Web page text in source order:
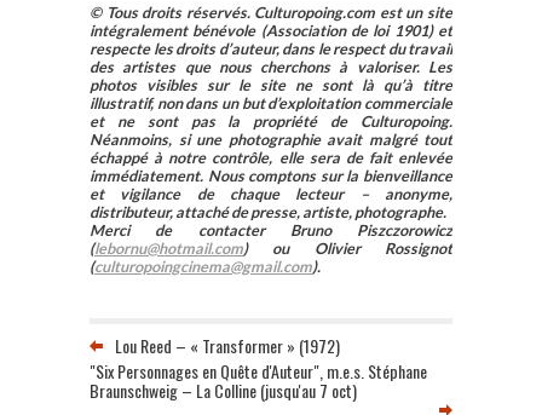
© Tous droits réservés. Culturopoing.com est un site
intégralement bénévole (Association de loi 1901) et
respecte les droits d’auteur, dans le respect du travail
des artistes que nous cherchons à valoriser. Les
photos visibles sur le site ne sont là qu’à titre
illustratif, non dans un but d’exploitation commerciale
et ne sont pas la propriété de Culturopoing.
Néanmoins, si une photographie avait malgré tout
échappé à notre contrôle, elle sera de fait enlevée
immédiatement. Nous comptons sur la bienveillance
et vigilance de chaque lecteur – anonyme,
distributeur, attaché de presse, artiste, photographe.
Merci de contacter Bruno Piszczorowicz
(lebornu@hotmail.com) ou Olivier Rossignot
(culturopoingcinema@gmail.com).
Lou Reed – « Transformer » (1972)
"Six Personnages en Quête d'Auteur", m.e.s. Stéphane
Braunschweig – La Colline (jusqu'au 7 oct)